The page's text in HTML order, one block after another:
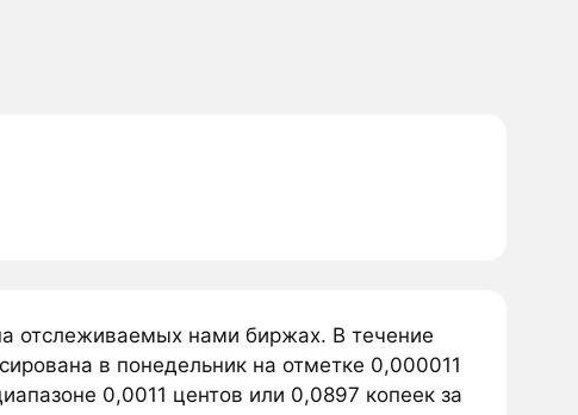
отслеживаемых нами биржах. В течение
в понедельник на отметке 0,000011
0,0011 центов или 0,0897 копеек за